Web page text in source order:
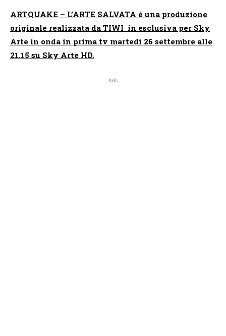
ARTQUAKE – L’ARTE SALVATA è una produzione
originale realizzata da TIWI in esclusiva per Sky
Arte in onda in prima tv martedì 26 settembre alle
21.15 su Sky Arte HD.
Ads